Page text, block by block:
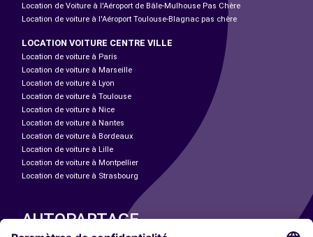
Location de Voiture à l'Aéroport de Bâle-Mulhouse Pas Chère
Location de voiture à l'Aéroport Toulouse-Blagnac pas chère
LOCATION VOITURE CENTRE VILLE
Location de voiture à Paris
Location de voiture à Marseille
Location de voiture à Lyon
Location de voiture à Toulouse
Location de voiture à Nice
Location de voiture à Nantes
Location de voiture à Bordeaux
Location de voiture à Lille
Location de voiture à Montpellier
Location de voiture à Strasbourg
AUTOPARTAGE